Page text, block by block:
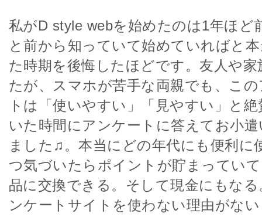
私がD style webを始めたのは1年ほど
と前から知っていて始めていればと
た時期を後悔したほどです。友人や
たが、スマホが苦手な両親でも、こ
トは「使いやすい」「見やすい」と
いた時間にアンケートに答えてお小
ました♫。本当にどの年代にも便利に
つ気づいたらポイントが貯まってい
品に交換できる。そして現金にもな
ンケートサイトを使わない理由がな